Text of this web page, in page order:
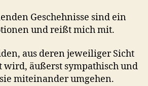
Geschehnisse sind ein
und reißt mich mit.
aus deren jeweiliger Sicht
wird, äußerst sympathisch und
miteinander umgehen.